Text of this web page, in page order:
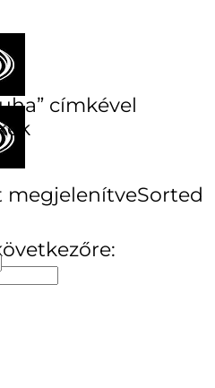
címkével
megjelenítveSorted